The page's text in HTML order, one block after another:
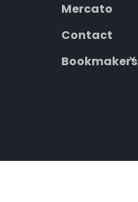
Mercato
Contact
Bookmakers